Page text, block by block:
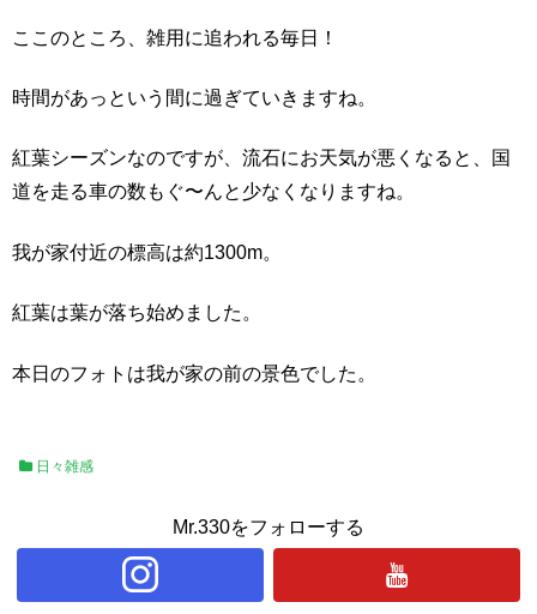
ここのところ、雑用に追われる毎日！
時間があっという間に過ぎていきますね。
紅葉シーズンなのですが、流石にお天気が悪くなると、国
道を走る車の数もぐ〜んと少なくなりますね。
我が家付近の標高は約1300m。
紅葉は葉が落ち始めました。
本日のフォトは我が家の前の景色でした。
日々雑感
Mr.330をフォローする